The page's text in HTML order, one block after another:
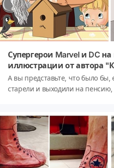
Супергерои Marvel и DC
иллюстрации от автора
А вы представьте, что было бы,
старели и выходили на
белочку по имени Крошка Ши,
рисунков «Пенсионеры». В ней
изображены бабушками и
пенсию. Посмотрим что